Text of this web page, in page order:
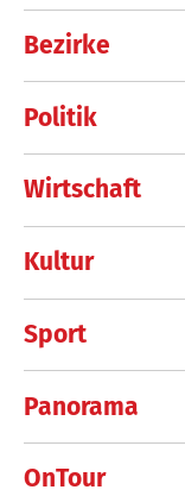
Bezirke
Politik
Wirtschaft
Kultur
Sport
Panorama
OnTour